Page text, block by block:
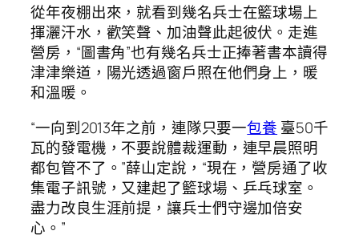
從年夜棚出來，就看到幾名兵士在籃球場上
揮灑汗水，歡笑聲、加油聲此起彼伏。走進
營房，“圖書角”也有幾名兵士正捧著書本讀得
津津樂道，陽光透過窗戶照在他們身上，暖
和溫暖。
“一向到2013年之前，連隊只要一包養 臺50千
瓦的發電機，不要說體裁運動，連早晨照明
都包管不了。”薛山定說，“現在，營房通了收
集電子訊號，又建起了籃球場、乒乓球室。
盡力改良生涯前提，讓兵士們守邊加倍安
心。”